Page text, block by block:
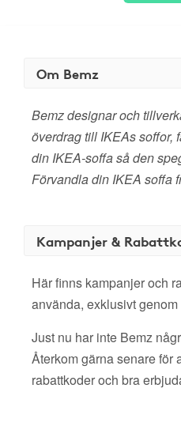
Om Bemz
Bemz designar och
överdrag till IKEAs soffor,
din IKEA-soffa så den
Förvandla din IKEA soffa
Kampanjer &
Här finns kampanjer och
använda, exklusivt
Just nu har inte Bemz
Återkom gärna senare för
rabattkoder och bra